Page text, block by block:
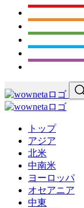
トップ
アジア
北米
中南米
ヨーロッパ
オセアニア
中東